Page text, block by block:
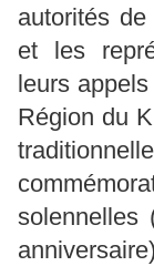
autorités
et les
leurs
Région du
solennelles